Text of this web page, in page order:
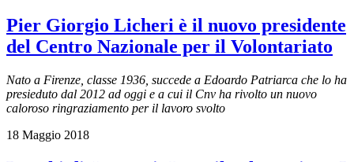
Pier Giorgio Licheri è il nuovo presidente
del Centro Nazionale per il Volontariato
Nato a Firenze, classe 1936, succede a Edoardo Patriarca che lo ha
presieduto dal 2012 ad oggi e a cui il Cnv ha rivolto un nuovo
caloroso ringraziamento per il lavoro svolto
18 Maggio 2018